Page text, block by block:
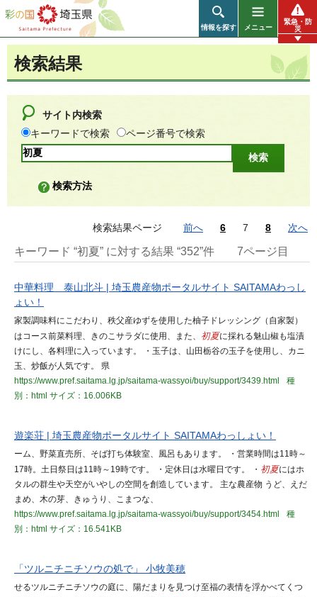
彩の国 埼玉県
情報を探す メニュー
緊急・防
災
検索結果
サイト内検索
キーワードで検索
ページ番号で検索
検索方法
検索結果ページ 前へ 6 7 8 次へ
キーワード “初夏” に対する結果 “352”件 7ページ目
中華料理 泰山北斗 | 埼玉農産物ポータルサイト SAITAMAわっし
ょい！
家製調味料にこだわり、秩父産ゆずを使用した柚子ドレッシング（自家製）
はコース前菜料理、きのこサラダに使用、また、 初夏に採れる魅山椒も塩漬
けにし、各料理に入っています。 ・玉子は、山田栃谷の玉子を使用し、カニ
玉、炒飯が人気です。 県
https://www.pref.saitama.lg.jp/saitama-wassyoi/buy/support/3439.html
種
別：html サイズ：16.006KB
遊楽荘 | 埼玉農産物ポータルサイト SAITAMAわっしょい！
ーム、野菜直売所、そば打ち体験室、風呂もあります。 ・営業時間は11時～
17時。土日祭日は11時～19時です。 ・定休日は水曜日です。 ・ 初夏にはホ
タルの群生や天空がいやしの空間を創造しています。 主な農産物 うど、えだ
まめ、木の芽、きゅうり、こまつな、
https://www.pref.saitama.lg.jp/saitama-wassyoi/buy/support/3454.html
種
別：html サイズ：16.541KB
「ツルニチニチソウの処で」 小牧美穂
せるツルニチニチソウの庭に、陽だまりを見つけ至福の表情を浮かべてくつ